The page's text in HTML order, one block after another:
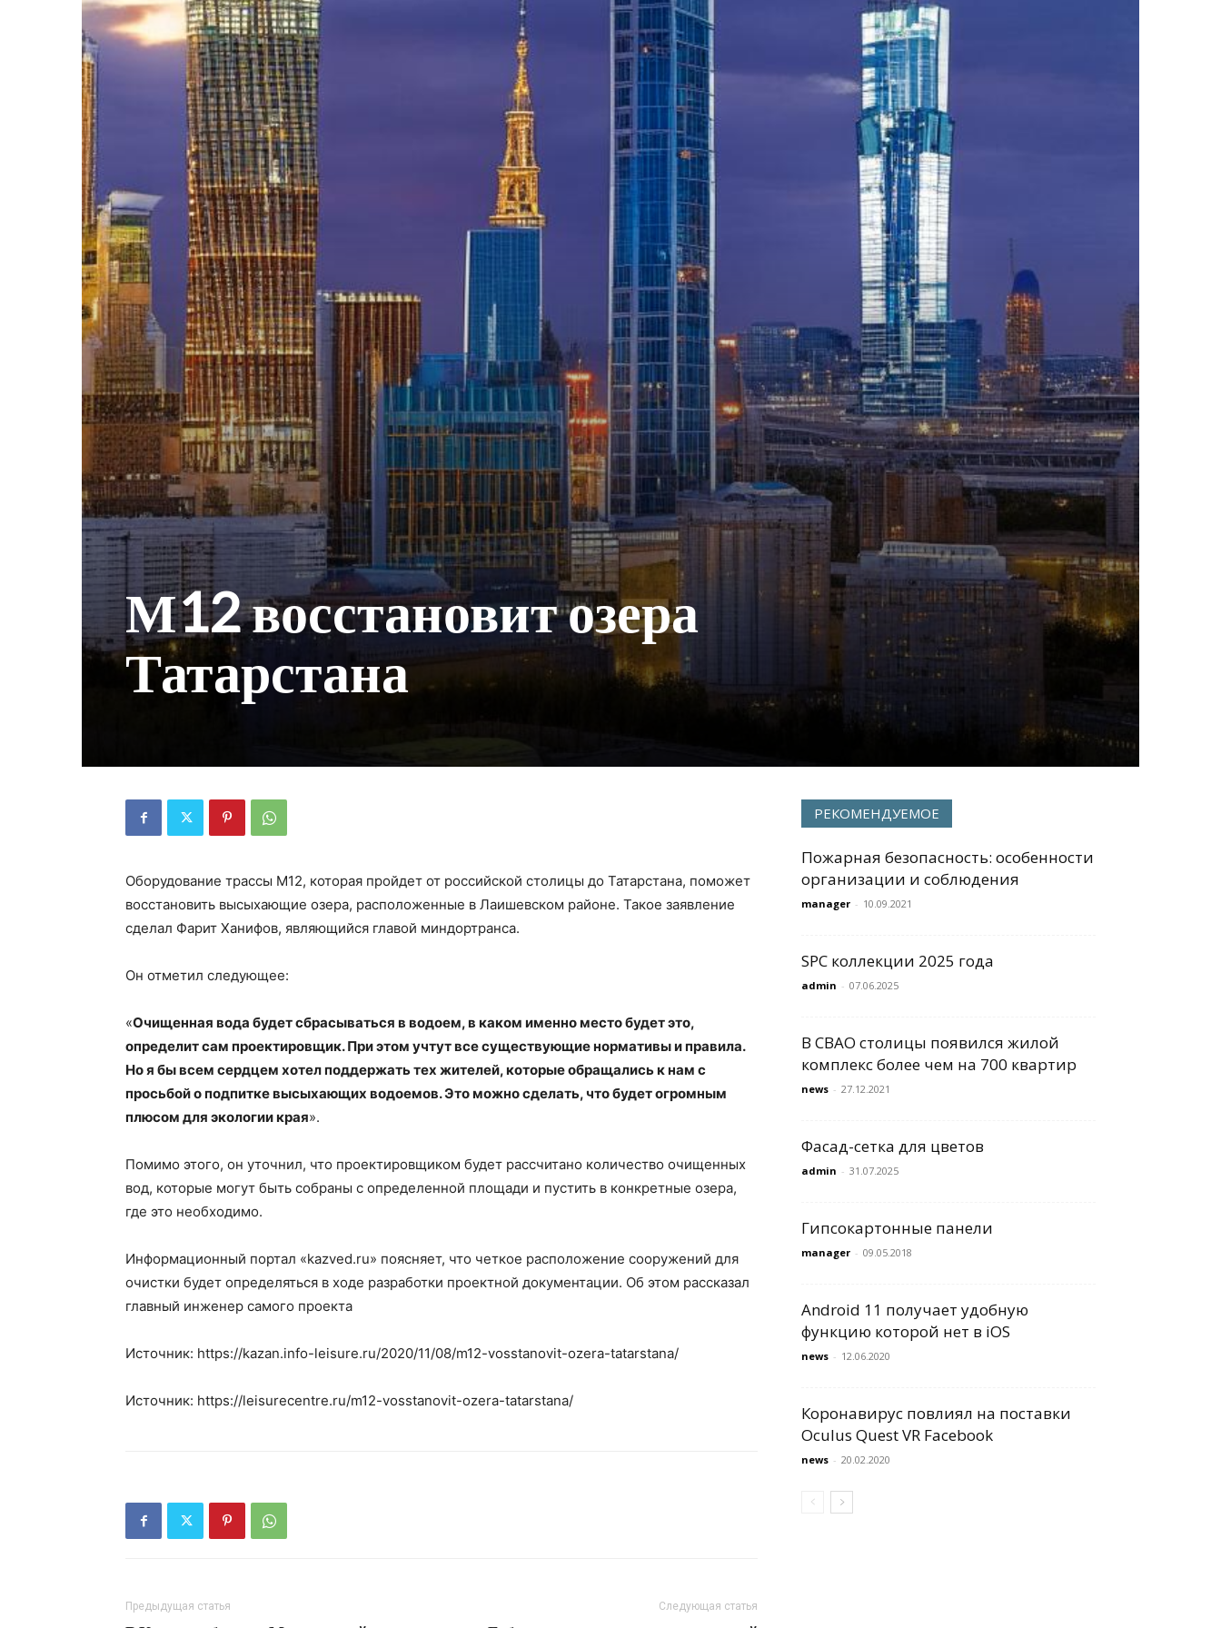
М12 восстановит озера
Татарстана
Оборудование трассы М12, которая пройдет от российской столицы до Татарстана, поможет
восстановить высыхающие озера, расположенные в Лаишевском районе. Такое заявление
сделал Фарит Ханифов, являющийся главой миндортранса.
Он отметил следующее:
«Очищенная вода будет сбрасываться в водоем, в каком именно место будет это,
определит сам проектировщик. При этом учтут все существующие нормативы и правила.
Но я бы всем сердцем хотел поддержать тех жителей, которые обращались к нам с
просьбой о подпитке высыхающих водоемов. Это можно сделать, что будет огромным
плюсом для экологии края».
Помимо этого, он уточнил, что проектировщиком будет рассчитано количество очищенных
вод, которые могут быть собраны с определенной площади и пустить в конкретные озера,
где это необходимо.
Информационный портал «kazved.ru» поясняет, что четкое расположение сооружений для
очистки будет определяться в ходе разработки проектной документации. Об этом рассказал
главный инженер самого проекта
Источник: https://kazan.info-leisure.ru/2020/11/08/m12-vosstanovit-ozera-tatarstana/
Источник: https://leisurecentre.ru/m12-vosstanovit-ozera-tatarstana/
Предыдущая статья Следующая статья
РЕКОМЕНДУЕМОЕ
Пожарная безопасность: особенности
организации и соблюдения
manager - 10.09.2021
SPC коллекции 2025 года
admin - 07.06.2025
В СВАО столицы появился жилой
комплекс более чем на 700 квартир
news - 27.12.2021
Фасад-сетка для цветов
admin - 31.07.2025
Гипсокартонные панели
manager - 09.05.2018
Android 11 получает удобную
функцию которой нет в iOS
news - 12.06.2020
Коронавирус повлиял на поставки
Oculus Quest VR Facebook
news - 20.02.2020